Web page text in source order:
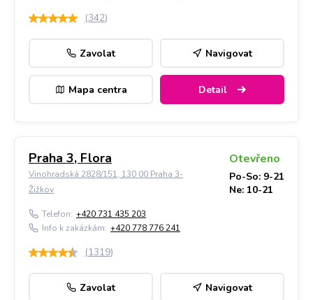
(342)
Zavolat Navigovat
Mapa centra Detail
Praha 3, Flora
Vinohradská 2828/151, 130 00 Praha 3-
Žižkov
Otevřeno
Po-So: 9-21
Ne: 10-21
Telefon: +420 731 435 203
Info k zakázkám: +420 778 776 241
(1319)
Zavolat Navigovat